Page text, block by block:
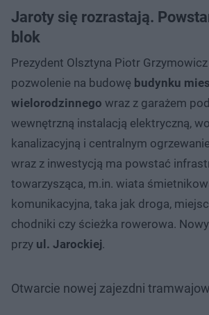
Jaroty się rozrastają.
blok
Prezydent Olsztyna Piotr Grzymowicz
pozwolenie na budowę budynku
wielorodzinnego wraz z garażem
wewnętrzną instalacją elektryczną,
kanalizacyjną i centralnym
wraz z inwestycją ma powstać
towarzysząca, m.in. wiata
komunikacyjna, taka jak droga,
chodniki czy ścieżka rowerowa.
przy ul. Jarockiej.
Otwarcie nowej zajezdni